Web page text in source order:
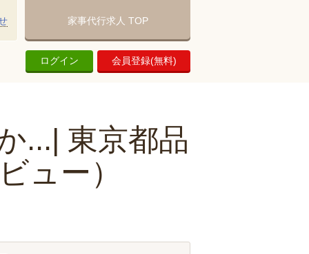
ログイン 会員登録(無料)
家事代行求人 TOP
...| 東京都品
ュー）